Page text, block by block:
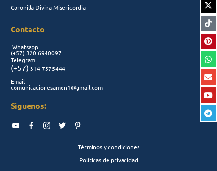
Coronilla Divina Misericordia
Contacto
Whatsapp
(+57) 320 6940097
Telegram
(+57) 314 7575444
Email
comunicacionesamen1@gmail.com
Síguenos:
Términos y condiciones
Políticas de privacidad